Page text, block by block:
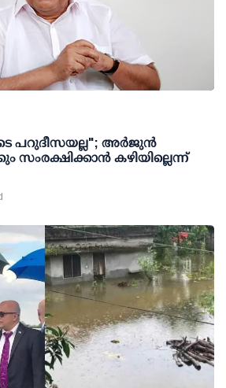
പറുദീസയല്ല"; അർജുൻ
കഴിയില്ലെന്ന്